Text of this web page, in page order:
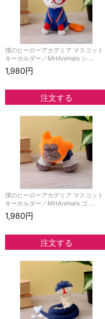
僕のヒーローアカデミア マスコット
キーホルダー／MHAnimals シ …
1,980円
僕のヒーローアカデミア マスコット
キーホルダー／MHAnimals ゴ …
1,980円